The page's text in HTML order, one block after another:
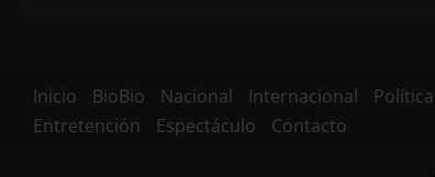
Inicio BioBio Nacional Internacional Política
Entretención
Espectáculo Contacto